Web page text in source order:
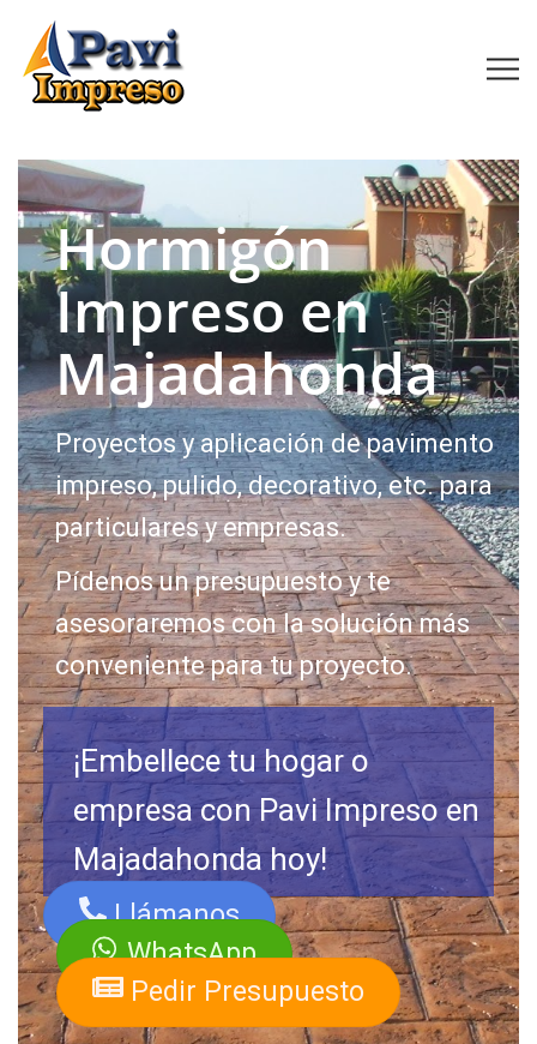
Hormigón
Impreso en
Majadahonda
Proyectos y aplicación de pavimento
impreso, pulido, decorativo, etc. para
particulares y empresas.
Pídenos un presupuesto y te
asesoraremos con la solución más
conveniente para tu proyecto.
¡Embellece tu hogar o
empresa con Pavi Impreso en
Majadahonda hoy!
Llámanos
WhatsApp
Pedir Presupuesto